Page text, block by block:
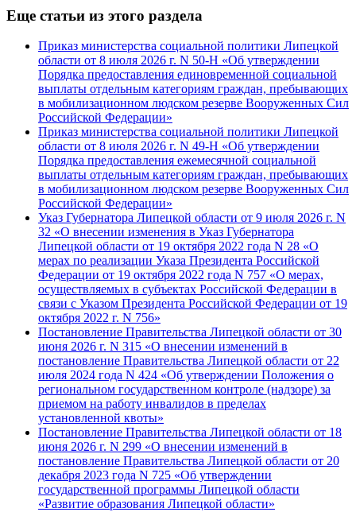
Еще статьи из этого раздела
Приказ министерства социальной политики Липецкой
области от 8 июля 2026 г. N 50-Н «Об утверждении
Порядка предоставления единовременной социальной
выплаты отдельным категориям граждан, пребывающих
в мобилизационном людском резерве Вооруженных Сил
Российской Федерации»
Приказ министерства социальной политики Липецкой
области от 8 июля 2026 г. N 49-Н «Об утверждении
Порядка предоставления ежемесячной социальной
выплаты отдельным категориям граждан, пребывающих
в мобилизационном людском резерве Вооруженных Сил
Российской Федерации»
Указ Губернатора Липецкой области от 9 июля 2026 г. N
32 «О внесении изменения в Указ Губернатора
Липецкой области от 19 октября 2022 года N 28 «О
мерах по реализации Указа Президента Российской
Федерации от 19 октября 2022 года N 757 «О мерах,
осуществляемых в субъектах Российской Федерации в
связи с Указом Президента Российской Федерации от 19
октября 2022 г. N 756»
Постановление Правительства Липецкой области от 30
июня 2026 г. N 315 «О внесении изменений в
постановление Правительства Липецкой области от 22
июля 2024 года N 424 «Об утверждении Положения о
региональном государственном контроле (надзоре) за
приемом на работу инвалидов в пределах
установленной квоты»
Постановление Правительства Липецкой области от 18
июня 2026 г. N 299 «О внесении изменений в
постановление Правительства Липецкой области от 20
декабря 2023 года N 725 «Об утверждении
государственной программы Липецкой области
«Развитие образования Липецкой области»